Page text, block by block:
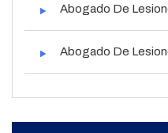
Abogado De
Abogado De